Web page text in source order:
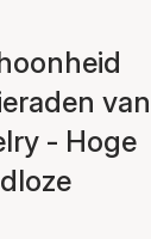
van
- Hoge